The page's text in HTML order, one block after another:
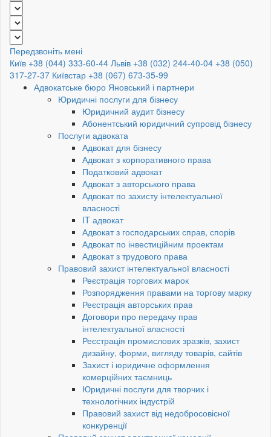
Передзвоніть мені
Київ +38 (044) 333-60-44 Львів +38 (032) 244-40-04 +38 (050)
317-27-37 Київстар +38 (067) 673-35-99
Адвокатське бюро Яновський і партнери
Юридичні послуги для бізнесу
Юридичний аудит бізнесу
Абонентський юридичний супровід бізнесу
Послуги адвоката
Адвокат для бізнесу
Адвокат з корпоративного права
Податковий адвокат
Адвокат з авторського права
Адвокат по захисту інтелектуальної
власності
IT адвокат
Адвокат з господарських справ, спорів
Адвокат по інвестиційним проектам
Адвокат з трудового права
Правовий захист інтелектуальної власності
Реєстрація торгових марок
Розпорядження правами на торгову марку
Реєстрація авторських прав
Договори про передачу прав
інтелектуальної власності
Реєстрація промислових зразків, захист
дизайну, форми, вигляду товарів, сайтів
Захист і юридичне оформлення
комерційних таємниць
Юридичні послуги для творчих і
технологічних індустрій
Правовий захист від недобросовісної
конкуренції